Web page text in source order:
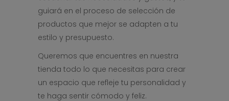
guiará en el proceso de selección de
productos que mejor se adapten a tu
estilo y presupuesto.
Queremos que encuentres en nuestra
tienda todo lo que necesitas para crear
un espacio que refleje tu personalidad y
te haga sentir cómodo y feliz.